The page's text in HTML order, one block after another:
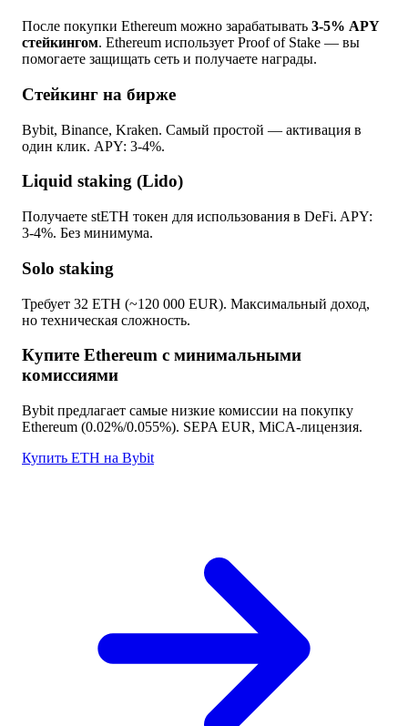
После покупки Ethereum можно зарабатывать 3-5% APY
стейкингом. Ethereum использует Proof of Stake — вы
помогаете защищать сеть и получаете награды.
Стейкинг на бирже
Bybit, Binance, Kraken. Самый простой — активация в
один клик. APY: 3-4%.
Liquid staking (Lido)
Получаете stETH токен для использования в DeFi. APY:
3-4%. Без минимума.
Solo staking
Требует 32 ETH (~120 000 EUR). Максимальный доход,
но техническая сложность.
Купите Ethereum с минимальными
комиссиями
Bybit предлагает самые низкие комиссии на покупку
Ethereum (0.02%/0.055%). SEPA EUR, MiCA-лицензия.
Купить ETH на Bybit